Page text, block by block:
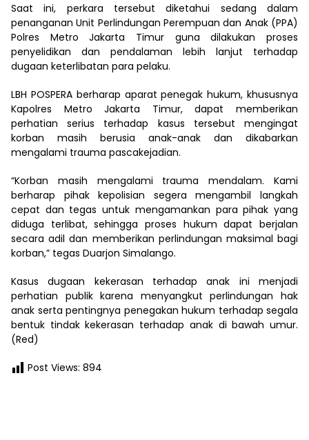
Saat ini, perkara tersebut diketahui sedang dalam
penanganan Unit Perlindungan Perempuan dan Anak (PPA)
Polres Metro Jakarta Timur guna dilakukan proses
penyelidikan dan pendalaman lebih lanjut terhadap
dugaan keterlibatan para pelaku.
LBH POSPERA berharap aparat penegak hukum, khususnya
Kapolres Metro Jakarta Timur, dapat memberikan
perhatian serius terhadap kasus tersebut mengingat
korban masih berusia anak-anak dan dikabarkan
mengalami trauma pascakejadian.
“Korban masih mengalami trauma mendalam. Kami
berharap pihak kepolisian segera mengambil langkah
cepat dan tegas untuk mengamankan para pihak yang
diduga terlibat, sehingga proses hukum dapat berjalan
secara adil dan memberikan perlindungan maksimal bagi
korban,” tegas Duarjon Simalango.
Kasus dugaan kekerasan terhadap anak ini menjadi
perhatian publik karena menyangkut perlindungan hak
anak serta pentingnya penegakan hukum terhadap segala
bentuk tindak kekerasan terhadap anak di bawah umur.
(Red)
Post Views: 894